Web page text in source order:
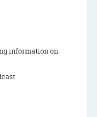
information on